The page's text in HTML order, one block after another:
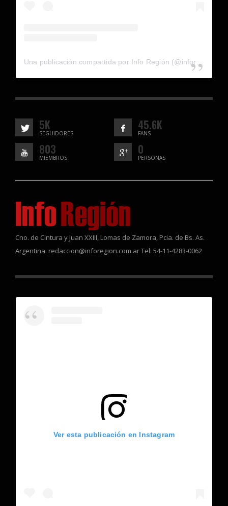
5K
SEGUIDORES
45.6K
FANS
803
MIEMBROS
0
PERSONAS
Cno. de Cintura y Juan XXIII, Lomas de Zamora, Pcia. de Bs. As.
Argentina. redaccion@inforegion.com.ar Tel: 54-11-4283-0062
Ver esta publicación en Instagram